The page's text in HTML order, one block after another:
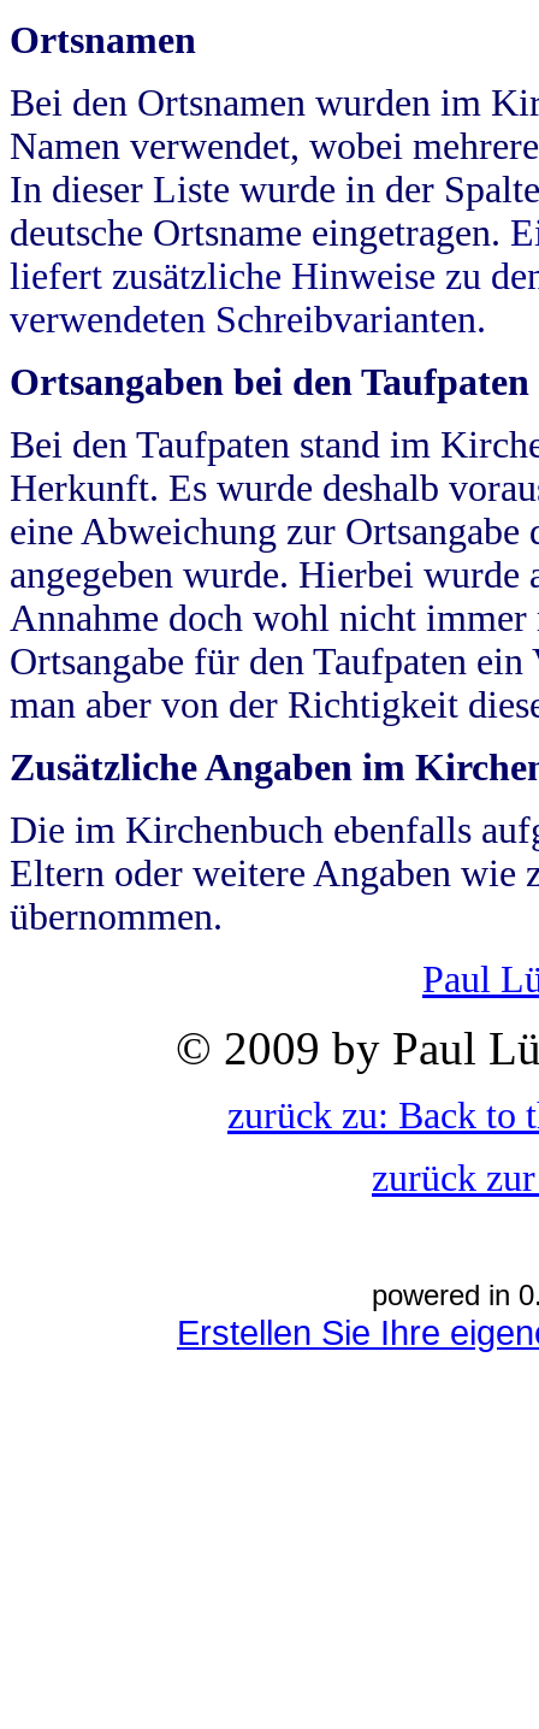
Ortsnamen
Bei den Ortsnamen wurden im
Namen verwendet, wobei
In dieser Liste wurde in der
deutsche Ortsname eingetragen.
liefert zusätzliche Hinweise zu
verwendeten Schreibvarianten.
Ortsangaben bei den Taufpaten
Bei den Taufpaten stand im
Herkunft. Es wurde deshalb
eine Abweichung zur
angegeben wurde. Hierbei wurde
Annahme doch wohl nicht
Ortsangabe für den Taufpaten
man aber von der Richtigkeit
Zusätzliche Angaben im
Die im Kirchenbuch ebenfalls
Eltern oder weitere Angaben wie
übernommen.
Paul
© 2009 by Paul
zurück zu: Back to
zurück
powered in
Erstellen Sie Ihre